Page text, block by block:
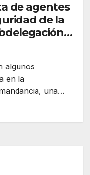
de agentes
de la
algunos
en la
una…